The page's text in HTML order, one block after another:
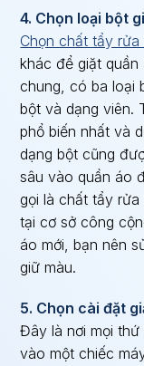
4. Chọn loại bột
Chọn chất tẩy
khác để giặt quần
chung, có ba loại
bột và dạng viên.
phổ biến nhất và
dạng bột cũng
sâu vào quần áo
gọi là chất tẩy
tại cơ sở công
áo mới, bạn nên
giữ màu.
5. Chọn cài đặt
Đây là nơi mọi
vào một chiếc